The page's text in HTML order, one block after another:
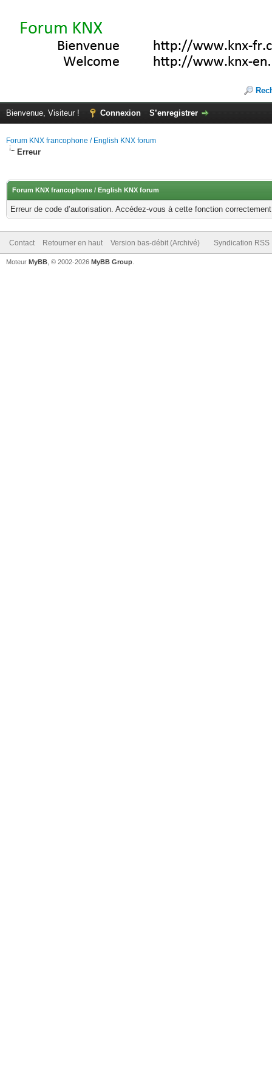
Bienvenue, Visiteur ! Connexion S’enregistrer
Forum KNX francophone / English KNX forum
Erreur
Forum KNX francophone / English KNX forum
Erreur de code d’autorisation. Accédez-vous à cette fonction
Contact Retourner en haut Version bas-débit (Archivé) Syndication RSS
Moteur MyBB , © 2002-2026 MyBB Group